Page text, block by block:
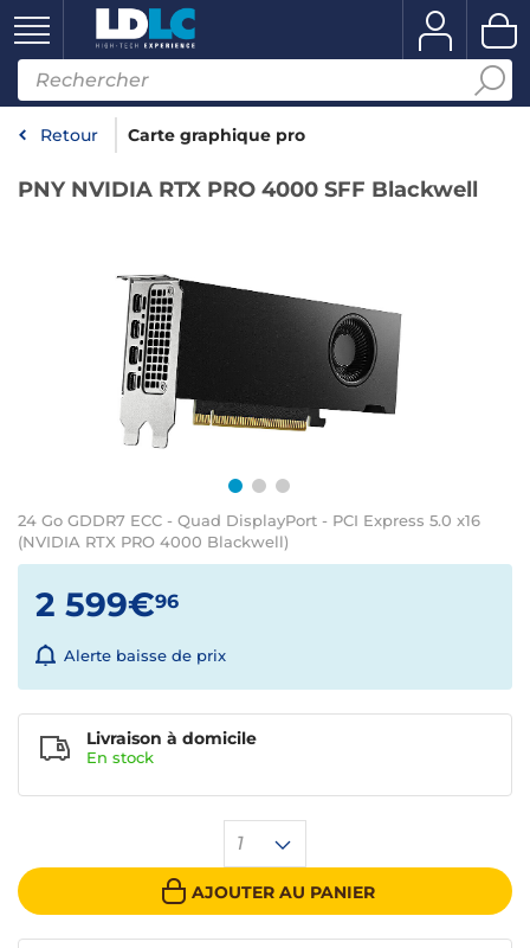
Retour Carte graphique pro
PNY NVIDIA RTX PRO 4000 SFF Blackwell
24 Go GDDR7 ECC - Quad DisplayPort - PCI Express 5.0 x16
(NVIDIA RTX PRO 4000 Blackwell)
2 599€96
Alerte baisse de prix
1
AJOUTER AU PANIER
Livraison à domicile
En stock